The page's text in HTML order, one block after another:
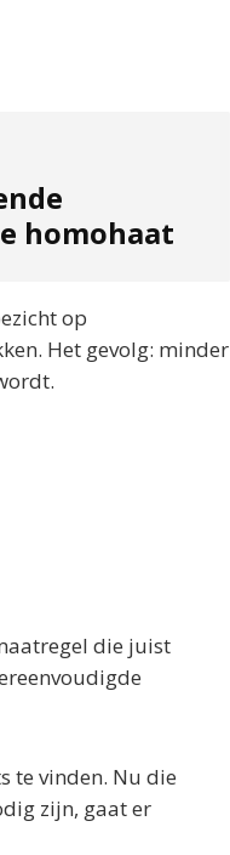
homohaat
op
Het gevolg: minder
die juist
te vinden. Nu die
zijn, gaat er